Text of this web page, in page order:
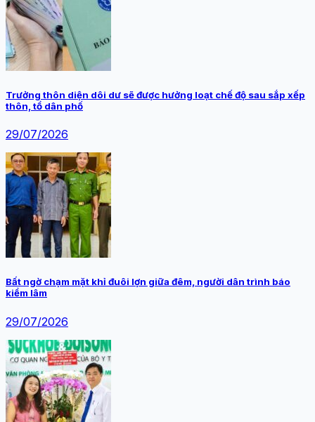
Trưởng thôn diện dôi dư sẽ được hưởng loạt chế độ sau sắp xếp
thôn, tổ dân phố
29/07/2026
Bất ngờ chạm mặt khỉ đuôi lợn giữa đêm, người dân trình báo
kiểm lâm
29/07/2026